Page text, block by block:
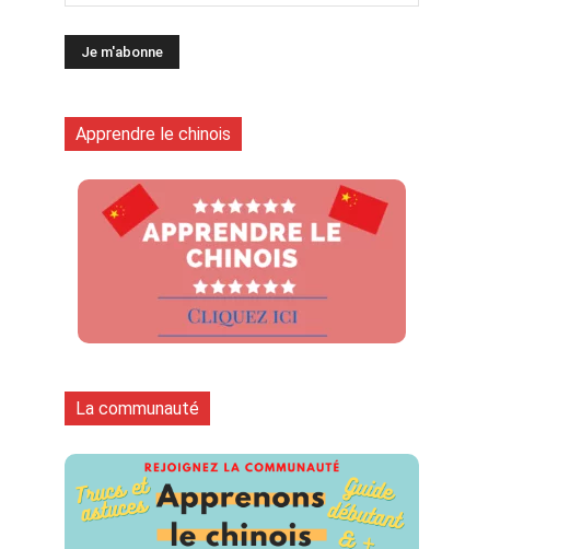
Apprendre le chinois
La communauté